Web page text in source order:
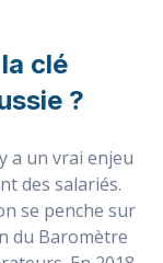
clé
?
a un vrai enjeu
des salariés.
se penche sur
du Baromètre